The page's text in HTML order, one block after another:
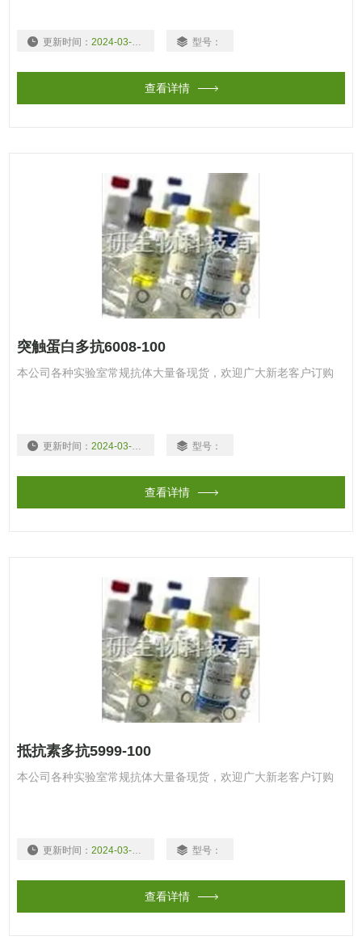
更新时间： 2024-03-15 型号：
查看详情
突触蛋白多抗6008-100
本公司各种实验室常规抗体大量备现货，欢迎广大新老客户订购
更新时间： 2024-03-15 型号：
查看详情
抵抗素多抗5999-100
本公司各种实验室常规抗体大量备现货，欢迎广大新老客户订购
更新时间： 2024-03-15 型号：
查看详情